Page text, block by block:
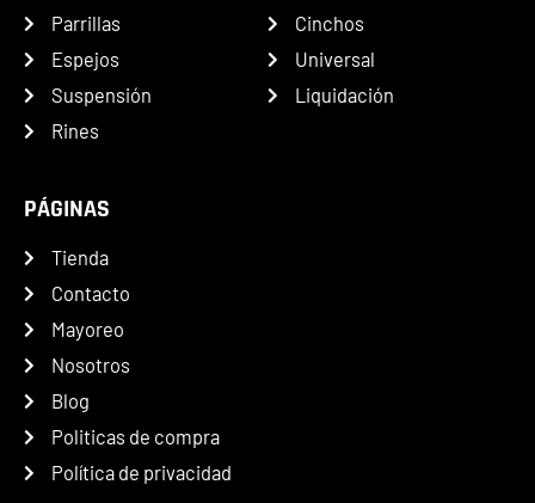
Parrillas
Espejos
Suspensión
Rines
Cinchos
Universal
Liquidación
PÁGINAS
Tienda
Contacto
Mayoreo
Nosotros
Blog
Politicas de compra
Política de privacidad